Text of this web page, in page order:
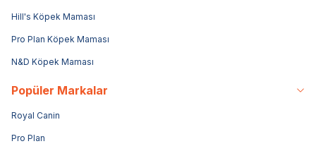
Hill's Köpek Maması
Pro Plan Köpek Maması
N&D Köpek Maması
Popüler Markalar
Royal Canin
Pro Plan